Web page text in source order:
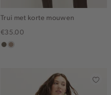
Trui met korte mouwen
€35.00
middenbruin
taupe,